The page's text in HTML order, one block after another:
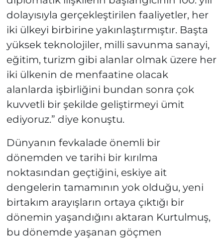
dolayısıyla gerçekleştirilen faaliyetler, her
iki ülkeyi birbirine yakınlaştırmıştır. Başta
yüksek teknolojiler, milli savunma sanayi,
eğitim, turizm gibi alanlar olmak üzere her
iki ülkenin de menfaatine olacak
alanlarda işbirliğini bundan sonra çok
kuvvetli bir şekilde geliştirmeyi ümit
ediyoruz.” diye konuştu.
Dünyanın fevkalade önemli bir
dönemden ve tarihi bir kırılma
noktasından geçtiğini, eskiye ait
dengelerin tamamının yok olduğu, yeni
birtakım arayışların ortaya çıktığı bir
dönemin yaşandığını aktaran Kurtulmuş,
bu dönemde yaşanan göçmen